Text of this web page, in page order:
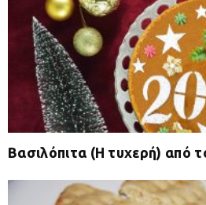
Βασιλόπιτα (Η τυχερή) από